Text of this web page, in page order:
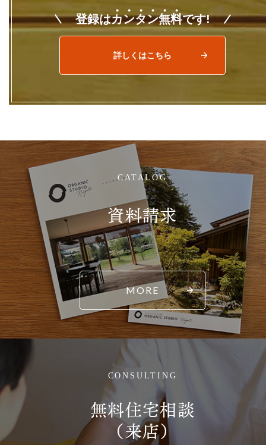
登録はカンタン無料です!
詳しくはこちら
CATALOG
資料請求
MORE
CONSULTING
無料住宅相談
（来店）